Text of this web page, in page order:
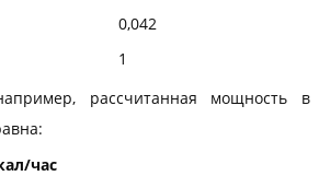
0,042
1
рассчитанная мощность в
час